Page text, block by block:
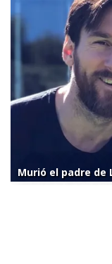
Murió el padre de